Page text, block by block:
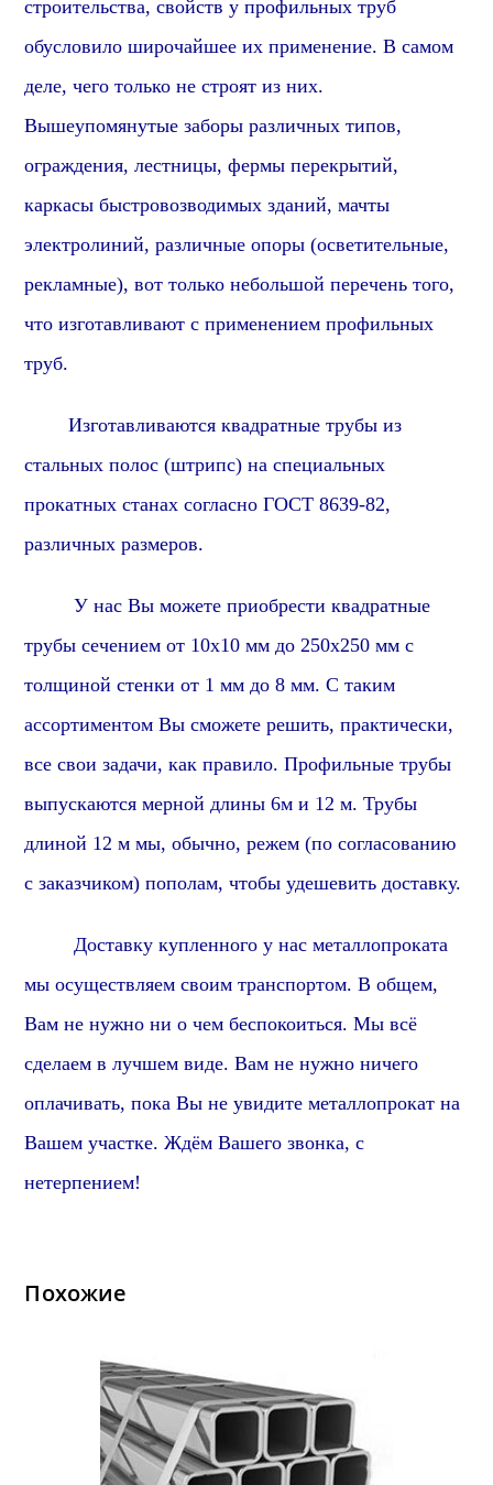
строительства, свойств у профильных труб
обусловило широчайшее их применение.В самом
деле, чего только не строят из них.
Вышеупомянутые заборы различных типов,
ограждения, лестницы, фермы перекрытий,
каркасы быстровозводимых зданий, мачты
электролиний, различные опоры (осветительные,
рекламные), вот только небольшой перечень того,
что изготавливают с применением профильных
труб.
Изготавливаются квадратные трубы из
стальных полос (штрипс) на специальных
прокатных станах согласно ГОСТ 8639-82,
различных размеров.
У нас Вы можете приобрести квадратные
трубы сечением от 10х10 мм до 250х250 мм с
толщиной стенки от 1 мм до 8 мм. С таким
ассортиментом Вы сможете решить, практически,
все свои задачи,как правило. Профильные трубы
выпускаются мерной длины 6м и 12 м. Трубы
длиной 12 м мы, обычно, режем (по согласованию
с заказчиком) пополам, чтобы удешевить доставку.
Доставку купленного у нас металлопроката
мы осуществляем своим транспортом.В общем,
Вам не нужно ни о чем беспокоиться. Мы всё
сделаем в лучшем виде. Вам не нужно ничего
оплачивать, пока Вы не увидите металлопрокат на
Вашем участке. Ждём Вашего звонка, с
нетерпением!
Похожие